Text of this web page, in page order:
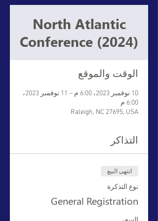
North Atlantic
Conference (2024)
الوقت والموقع
10 نوفمبر 2023، 6:00 م – 11 نوفمبر 2023،
6:00 م
Raleigh, NC 27695, USA
التذاكر
انتهى البيع
نوع التذكرة
General Registration